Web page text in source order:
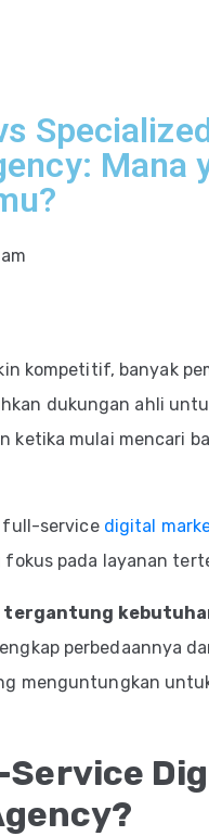
Mana
kompetitif, banyak
dukungan ahli
ketika mulai mencari
full-service digital
pada layanan
tergantung
perbedaannya
menguntungkan